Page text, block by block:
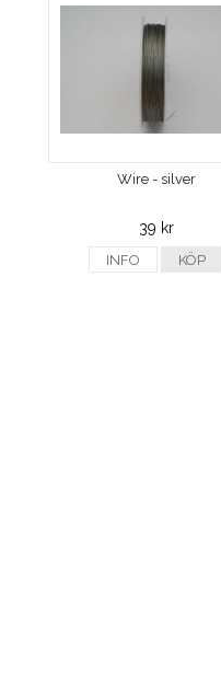
Wire - silver
39 kr
INFO KÖP